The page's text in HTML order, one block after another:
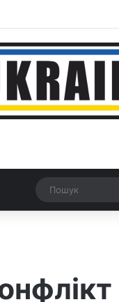
Рандомна новина
Switch skin